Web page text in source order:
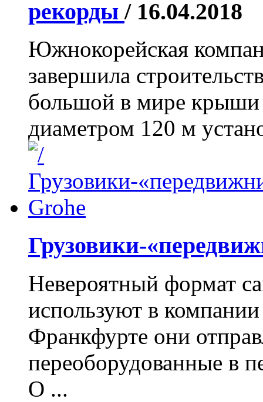
рекорды / 16.04.2018
Южнокорейская
завершила
большой в мире
диаметром 120 м
Грузовики-
Невероятный формат
используют в
Франкфурте они
переоборудованные в
О ...